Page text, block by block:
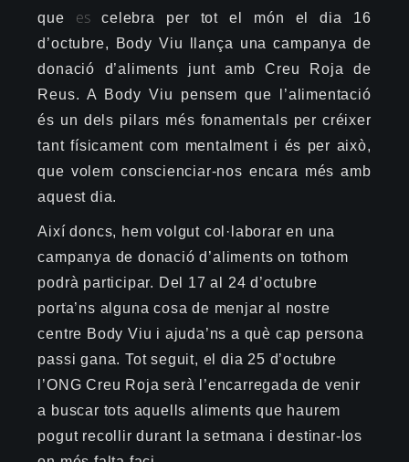
que escelebra per tot el món el dia 16
d’octubre,
Body Viu llança una campanya de
donació d’aliments junt amb Creu Roja de
Reus. A
Body Viu pensem que l’alimentació
és un dels pilars més fonamentals per créixer
tant físicament com mentalment i és per això,
que volem conscienciar-nos encara més amb
aquest dia.
Així doncs, hem volgut col·laborar en una
campanya de donació d’aliments on tothom
podrà participar. Del 17 al 24 d’octubre
porta’ns alguna cosa de menjar al nostre
centre Body Viu i ajuda’ns a què cap persona
passi gana. Tot seguit, el dia 25 d’octubre
l’ONG Creu Roja serà l’encarregada de venir
a buscar tots aquells aliments que haurem
pogut recollir durant la setmana i destinar-los